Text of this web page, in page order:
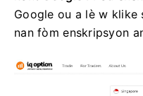
Google ou a lè w
nan fòm enskripsyon